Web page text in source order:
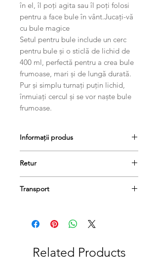
în el, îl poți agita sau îl poți folosi
pentru a face bule în vânt.Jucați-vă
cu bule magice
Setul pentru bule include un cerc
pentru bule și o sticlă de lichid de
400 ml, perfectă pentru a crea bule
frumoase, mari și de lungă durată.
Pur și simplu turnați puțin lichid,
înmuiați cercul și se vor naște bule
frumoase.
Informații produs
7.00cm
Greutatea produsului: 0,55 kg
Retur
de 14 de zile, dacă păstrați etichetele
Transport
în termen de 1-3 zile lucrătoare.
Related Products